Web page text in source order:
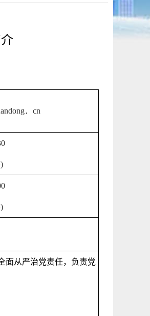
． cn
0
)
0
)
面从严治党责任，负责党